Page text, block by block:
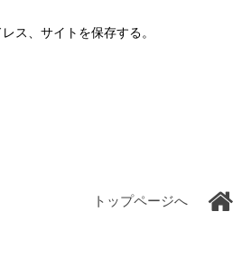
ス、サイトを保存する。
トップページへ